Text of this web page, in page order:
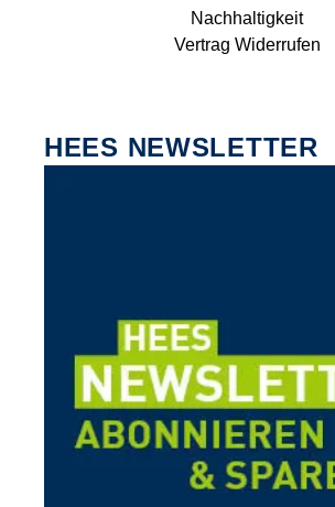
Nachhaltigkeit
Vertrag Widerrufen
HEES NEWSLETTER